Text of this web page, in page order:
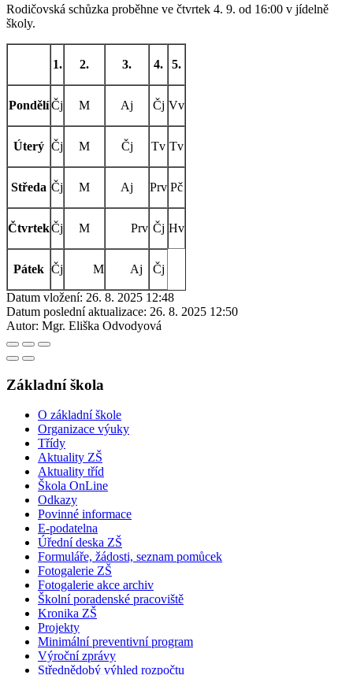
Rodičovská schůzka proběhne ve čtvrtek 4. 9. od 16:00 v jídelně
školy.
1. 2. 3. 4. 5.
PondělíČj M Aj Čj Vv
Úterý Čj M Čj Tv Tv
Středa Čj M Aj Prv Pč
ČtvrtekČj M Prv Čj Hv
Pátek Čj M Aj Čj
Datum vložení: 26. 8. 2025 12:48
Datum poslední aktualizace: 26. 8. 2025 12:50
Autor: Mgr. Eliška Odvodyová
Základní škola
O základní škole
Organizace výuky
Třídy
Aktuality ZŠ
Aktuality tříd
Škola OnLine
Odkazy
Povinné informace
E-podatelna
Úřední deska ZŠ
Formuláře, žádosti, seznam pomůcek
Fotogalerie ZŠ
Fotogalerie akce archiv
Školní poradenské pracoviště
Kronika ZŠ
Projekty
Minimální preventivní program
Výroční zprávy
Střednědobý výhled rozpočtu